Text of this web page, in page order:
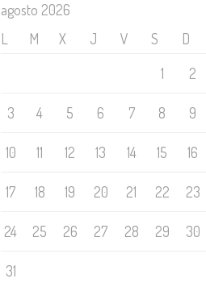
agosto 2026
L
M X J V S
D
1
2
3 4 5 6 7 8 9
10 11 12 13 14 15 16
17 18 19 20 21 22 23
24 25 26 27 28 29 30
31